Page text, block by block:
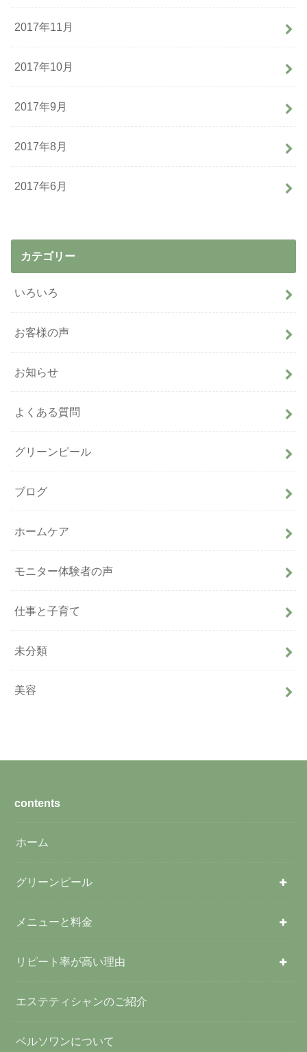
2017年11月
2017年10月
2017年9月
2017年8月
2017年6月
カテゴリー
いろいろ
お客様の声
お知らせ
よくある質問
グリーンピール
ブログ
ホームケア
モニター体験者の声
仕事と子育て
未分類
美容
contents
ホーム
グリーンピール
メニューと料金
リピート率が高い理由
エステティシャンのご紹介
ベルソワンについて